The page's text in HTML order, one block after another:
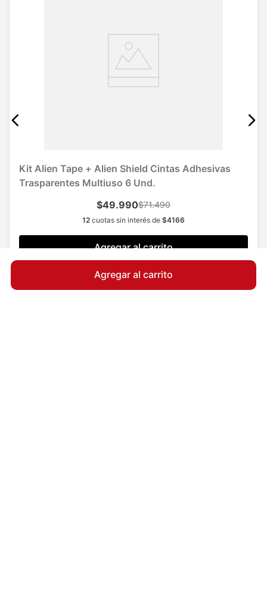
Agregar al carrito
Kit Alien Tape + Alien Shield Cintas Adhesivas
Trasparentes Multiuso 6 Und.
$49.990$71.490
12 cuotas sin interés de $4166
Agregar al carrito